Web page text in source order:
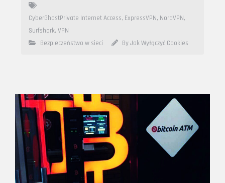
CyberGhostPrivate Internet Access, ExpressVPN, NordVPN,
Surfshark, VPN
Bezpieczeństwo w sieci
By Jak Wyłączyć Cookies